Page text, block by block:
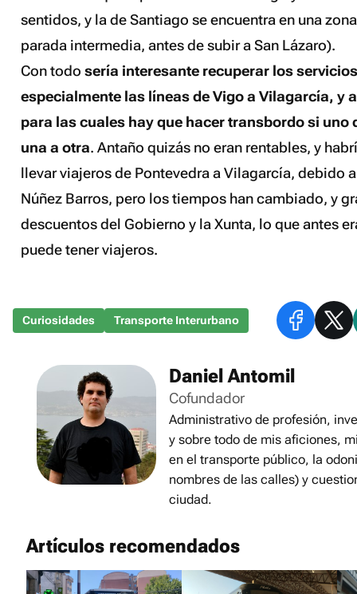
sentidos, y la de Santiago se encuentra en una
parada intermedia, antes de subir a San Lázaro).
Con todosería interesante recuperar los
especialmente las líneas de Vigo a Vilagarcía, y
para las cuales hay que hacer transbordo si uno
una a otra. Antaño quizás no eran rentables, y
llevar viajeros de Pontevedra a Vilagarcía, debido
Núñez Barros, pero los tiempos han cambiado, y
descuentos del Gobierno y la Xunta, lo que antes
puede tener viajeros.
Curiosidades Transporte Interurbano
Daniel Antomil
Cofundador
Administrativo de profesión,
y sobre todo de mis aficiones,
en el transporte público, la
nombres de las calles) y
ciudad.
Artículos recomendados